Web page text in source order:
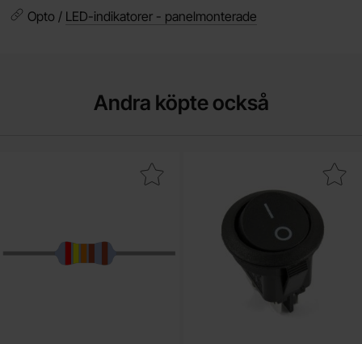
Opto / LED-indikatorer - panelmonterade
Andra köpte också
metallfilmsmotstånd 0.25W 2.43kohm 1% (2k43) som favorit
Makera vågomkopplare 2-pol on-